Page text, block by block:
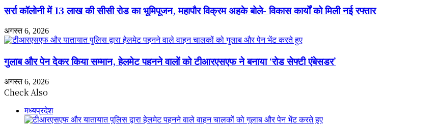
सर्रा कॉलोनी में 13 लाख की सीसी रोड का भूमिपूजन, महापौर विक्रम अहके बोले- विकास कार्यों को मिली नई रफ्तार
अगस्त 6, 2026
गुलाब और पेन देकर किया सम्मान, हेलमेट पहनने वालों को टीआरएसएफ ने बनाया ‘रोड सेफ्टी एंबेसडर’
अगस्त 6, 2026
Check Also
मध्यप्रदेश